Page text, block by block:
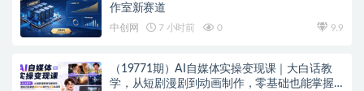
作室新赛道
中创网 7 小时前 0 9.9
（19771期）AI自媒体实操变现课｜大白话教
学，从短剧漫剧到动画制作，零基础也能掌握